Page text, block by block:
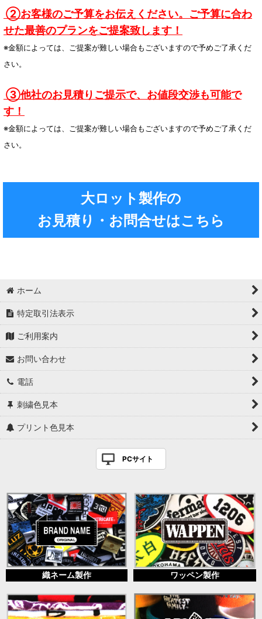
②お客様のご予算をお伝えください。ご予算に合わ
せた最善のプランをご提案致します！
※金額によっては、ご提案が難しい場合もございますので予めご了承くだ
さい。
③他社のお見積りご提示で、お値段交渉も可能で
す！
※金額によっては、 ご提案が難しい場合もございますので予めご了承くだ
さい。
大ロット製作の
お見積り・お問合せはこちら
ホーム
特定取引法表示
ご利用案内
お問い合わせ
電話
刺繍色見本
プリント色見本
PCサイト
織ネーム製作 ワッペン製作